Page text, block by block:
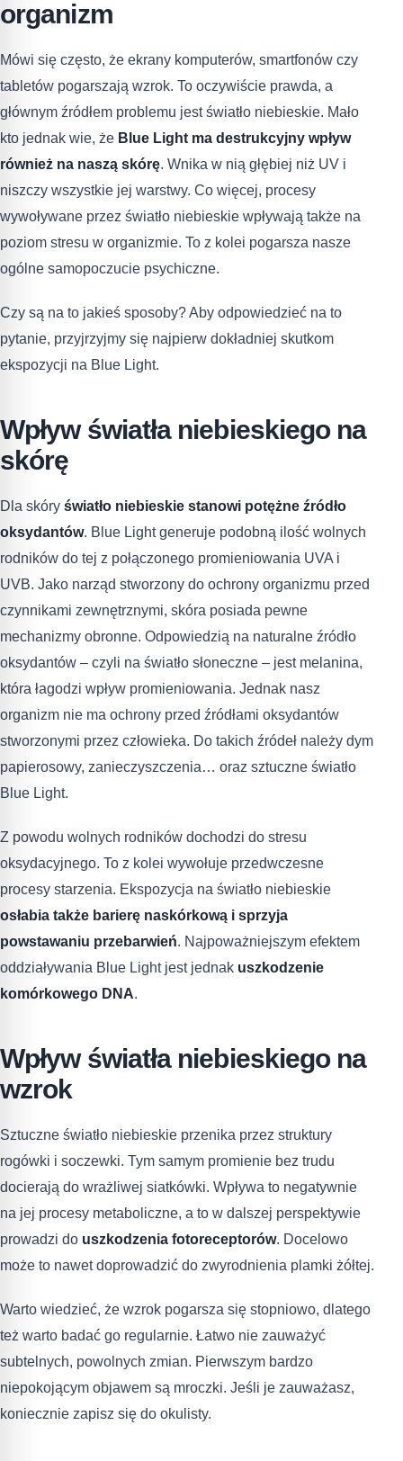
organizm
Mówi się często, że ekrany komputerów, smartfonów czy
tabletów pogarszają wzrok. To oczywiście prawda, a
głównym źródłem problemu jest światło niebieskie. Mało
kto jednak wie, że Blue Light ma destrukcyjny wpływ
również na naszą skórę. Wnika w nią głębiej niż UV i
niszczy wszystkie jej warstwy. Co więcej, procesy
wywoływane przez światło niebieskie wpływają także na
poziom stresu w organizmie. To z kolei pogarsza nasze
ogólne samopoczucie psychiczne.
Czy są na to jakieś sposoby? Aby odpowiedzieć na to
pytanie, przyjrzyjmy się najpierw dokładniej skutkom
ekspozycji na Blue Light.
Wpływ światła niebieskiego na
skórę
Dla skóry światło niebieskie stanowi potężne źródło
oksydantów. Blue Light generuje podobną ilość wolnych
rodników do tej z połączonego promieniowania UVA i
UVB. Jako narząd stworzony do ochrony organizmu przed
czynnikami zewnętrznymi, skóra posiada pewne
mechanizmy obronne. Odpowiedzią na naturalne źródło
oksydantów – czyli na światło słoneczne – jest melanina,
która łagodzi wpływ promieniowania. Jednak nasz
organizm nie ma ochrony przed źródłami oksydantów
stworzonymi przez człowieka. Do takich źródeł należy dym
papierosowy, zanieczyszczenia… oraz sztuczne światło
Blue Light.
Z powodu wolnych rodników dochodzi do stresu
oksydacyjnego. To z kolei wywołuje przedwczesne
procesy starzenia. Ekspozycja na światło niebieskie
osłabia także barierę naskórkową i sprzyja
powstawaniu przebarwień. Najpoważniejszym efektem
oddziaływania Blue Light jest jednak uszkodzenie
komórkowego DNA.
Wpływ światła niebieskiego na
wzrok
Sztuczne światło niebieskie przenika przez struktury
rogówki i soczewki. Tym samym promienie bez trudu
docierają do wrażliwej siatkówki. Wpływa to negatywnie
na jej procesy metaboliczne, a to w dalszej perspektywie
prowadzi do uszkodzenia fotoreceptorów. Docelowo
może to nawet doprowadzić do zwyrodnienia plamki żółtej.
Warto wiedzieć, że wzrok pogarsza się stopniowo, dlatego
też warto badać go regularnie. Łatwo nie zauważyć
subtelnych, powolnych zmian. Pierwszym bardzo
niepokojącym objawem są mroczki. Jeśli je zauważasz,
koniecznie zapisz się do okulisty.